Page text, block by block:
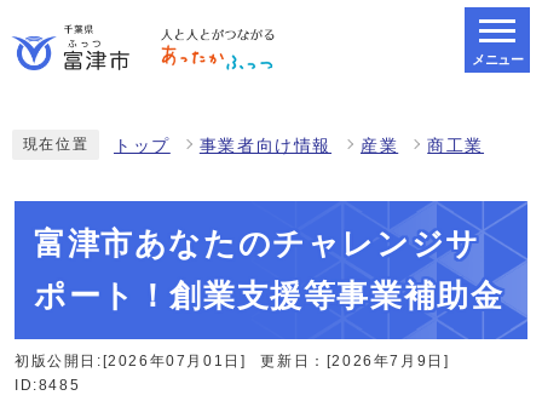
メニュー
現在位置 トップ 事業者向け情報 産業 商工業
富津市あなたのチャレンジサ
ポート！創業支援等事業補助金
初版公開日:[2026年07月01日]
更新日：[2026年7月9日]
ID:8485